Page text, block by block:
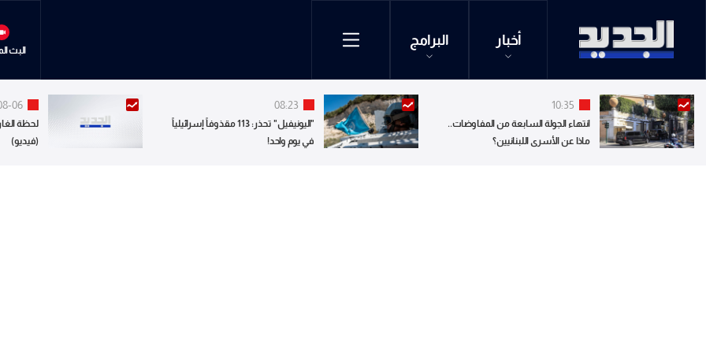
أخبار البرامج
البث
10:35
انتهاء الجولة السابعة من المفاوضات..
ماذا عن الأسرى اللبنانيين؟
08:23
"اليونيفيل" تحذر: 113 مقذوفاً إسرائيلياً
في يوم واحد!
06
لحظة
(فيديو)